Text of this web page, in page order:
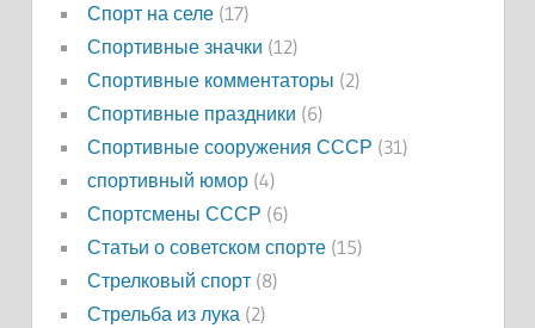
Спорт на селе(17)
Спортивные значки (12)
Спортивные комментаторы (2)
Спортивные праздники (6)
Спортивные сооружения СССР (31)
спортивный юмор(4)
Спортсмены СССР (6)
Статьи о советском спорте(15)
Стрелковый спорт(8)
Стрельба из лука(2)